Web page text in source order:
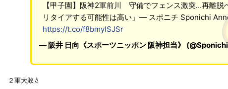
【甲子園】阪神2軍前川 守備でフェンス激突…再離
リタイアする可能性は高い」― スポニチ Sponichi
https://t.co/f8bmylSJSr
— 阪井 日向《スポーツニッポン 阪神担当》
２軍大敗💧